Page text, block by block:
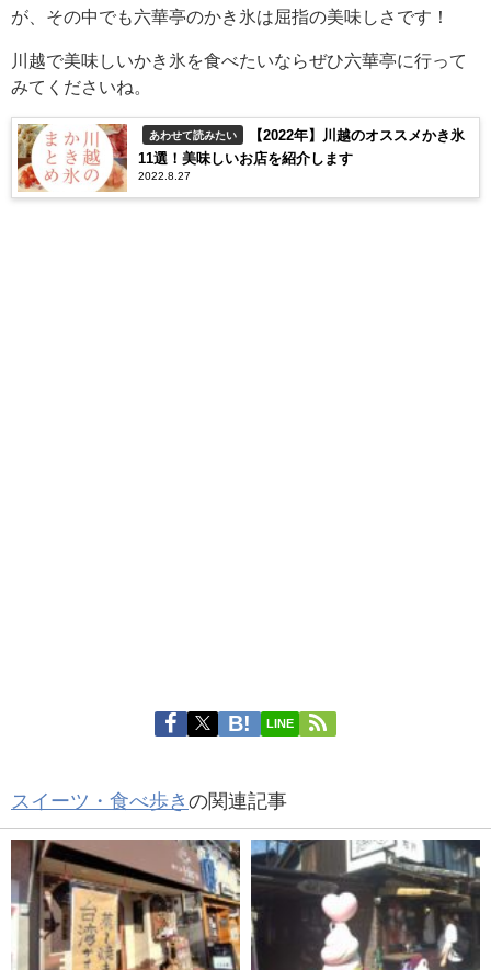
が、その中でも六華亭のかき氷は屈指の美味しさです！
川越で美味しいかき氷を食べたいならぜひ六華亭に行って
みてくださいね。
あわせて読みたい
【2022年】川越のオススメかき氷
11選！美味しいお店を紹介します
2022.8.27
LINE
スイーツ・食べ歩き の関連記事